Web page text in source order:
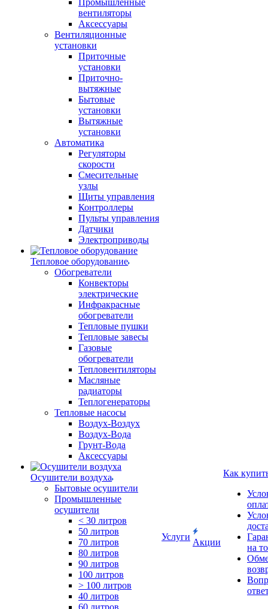
Промышленные
вентиляторы
Аксессуары
Вентиляционные
установки
Приточные
установки
Приточно-
вытяжные
Бытовые
установки
Вытяжные
установки
Автоматика
Регуляторы
скорости
Смесительные
узлы
Щиты управления
Контроллеры
Пульты управления
Датчики
Электроприводы
Тепловое оборудование
Обогреватели
Конвекторы
электрические
Инфракрасные
обогреватели
Тепловые пушки
Тепловые завесы
Газовые
обогреватели
Тепловентиляторы
Масляные
радиаторы
Теплогенераторы
Тепловые насосы
Воздух-Воздух
Воздух-Вода
Грунт-Вода
Аксессуары
Осушители воздуха
Бытовые осушители
Промышленные
осушители
< 30 литров
50 литров
70 литров
80 литров
90 литров
100 литров
> 100 литров
40 литров
60 литров
Услуги
Акции
Как
на